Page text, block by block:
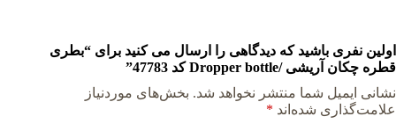
اولین نفری باشید که دیدگاهی را ارسال می کنید برای “بطری
قطره چکان آریشی /Dropper bottle کد 47783”
نشانی ایمیل شما منتشر نخواهد شد. بخش‌های موردنیاز
علامت‌گذاری شده‌اند *